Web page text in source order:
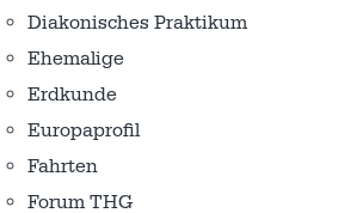
Diakonisches Praktikum
Ehemalige
Erdkunde
Europaprofil
Fahrten
Forum THG